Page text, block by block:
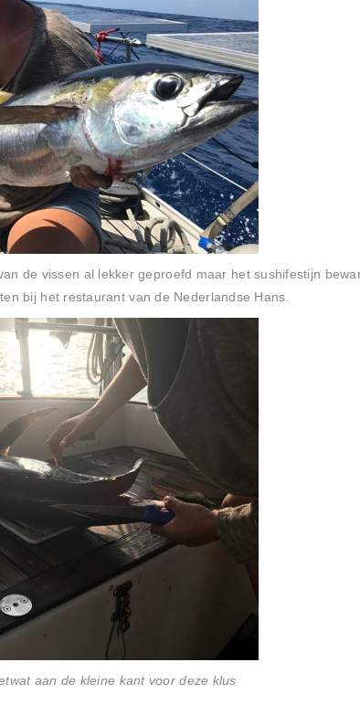
de vissen al lekker geproefd maar het sushifestijn
bij het restaurant van de Nederlandse Hans.
aan de kleine kant voor deze klus